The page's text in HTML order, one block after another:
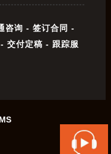
咨询 - 签订合同 -
交付定稿 - 跟踪服